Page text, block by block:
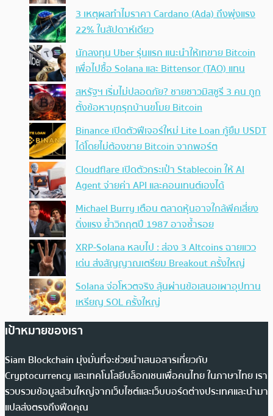
3 เหตุผลทำไมราคา Cardano (Ada) ถึงพุ่งแรง
22% ในสัปดาห์เดียว
นักลงทุน Uber รุ่นแรก แนะนำให้เทขาย Bitcoin
เพื่อไปซื้อ Solana และ Bittensor (TAO) แทน
สหรัฐฯ เริ่มไม่ปลอดภัย? ชายชาวมิสซูรี 3 คน ถูก
ตั้งข้อหาบุกรุกบ้านขโมย Bitcoin
Binance เปิดตัวฟีเจอร์ใหม่ Lite Loan กู้ยืม USDT
ได้โดยไม่ต้องขาย Bitcoin จากพอร์ต
Cloudflare เปิดตัวกระเป๋า Stablecoin ให้ AI
Agent จ่ายค่า API และคอนเทนต์เองได้
Michael Burry เตือน ตลาดหุ้นอาจใกล้พีคเสี่ยง
ดิ่งแรง ย้ำวิกฤตปี 1987 อาจซ้ำรอย
XRP-Solana หลบไป : ส่อง 3 Altcoins ฉายแวว
เด่น ส่งสัญญาณเตรียม Breakout ครั้งใหญ่
Solana จ่อโหวตจริง ลุ้นผ่านข้อเสนอเผาอุปทาน
เหรียญ SOL ครั้งใหญ่
เป้าหมายของเรา
Siam Blockchain มุ่งมั่นที่จะช่วยนำเสนอสารเกี่ยวกับ
Cryptocurrency และเทคโนโลยีบล็อกเชนเพื่อคนไทย ในภาษาไทย เรา
รวบรวมข้อมูลส่วนใหญ่จากเว็บไซต์และเว็บบอร์ดต่างประเทศและนำมา
แปลส่งตรงถึงฟีดคุณ